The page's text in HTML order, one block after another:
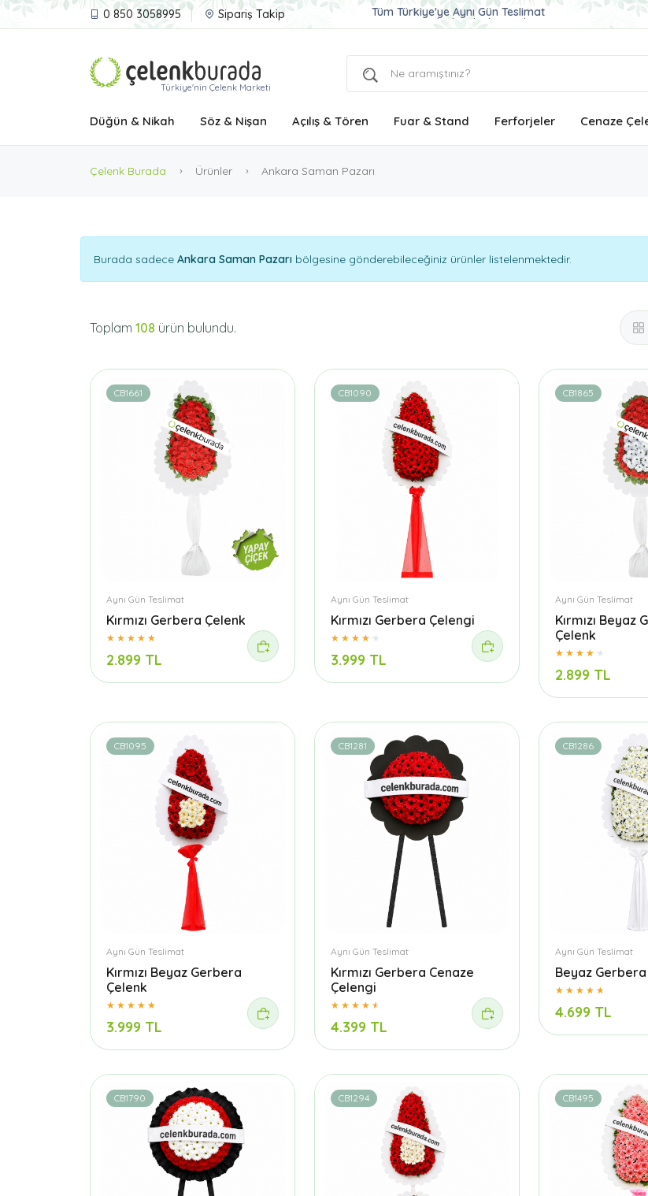
0 850 3058995 Sipariş Takip Ucuz ve Kaliteli Çelenk Gönder
Aynı Gün Teslimat Çelenk Siparişi
Tüm Türkiye'ye Aynı Gün Teslimat
Türkiye'nin Çelenk Marketi
Düğün & Nikah Söz & Nişan Açılış & Tören Fuar & Stand Ferforjeler Cenaze
Çelenk Burada Ürünler Ankara Saman Pazarı
Burada sadece Ankara Saman Pazarı bölgesine gönderebileceğiniz ürünler listelenmektedir.
Toplam 108 ürün bulundu.
CB1661
Aynı Gün Teslimat
Kırmızı Gerbera Çelenk
2.899 TL
CB1090
Aynı Gün Teslimat
Kırmızı Gerbera Çelengi
3.999 TL
CB1865
Aynı Gün Teslimat
Kırmızı Beyaz
Çelenk
2.899 TL
CB1095
Aynı Gün Teslimat
Kırmızı Beyaz Gerbera
Çelenk
3.999 TL
CB1281
Aynı Gün Teslimat
Kırmızı Gerbera Cenaze
Çelengi
4.399 TL
CB1286
Aynı Gün Teslimat
Beyaz
4.699 TL
CB1790 CB1294 CB1495